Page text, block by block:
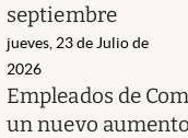
septiembre
jueves, 23 de Julio de
2026
Empleados de
un nuevo